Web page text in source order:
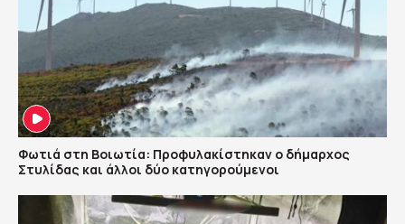
Φωτιά στη Βοιωτία: Προφυλακίστηκαν ο δήμαρχος
Στυλίδας και άλλοι δύο κατηγορούμενοι